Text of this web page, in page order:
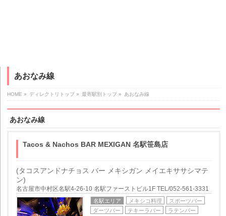
あおなみ線
HOME » ディレクトリトップ » 最寄駅別トップ » あおなみ線
あおなみ線
Tacos & Nachos BAR MEXIGAN 名駅笹島店
(タコスアンドナチョス バー メキシガン メイエキササシマテ
ン)
名古屋市中村区名駅4-26-10 名駅ファーストビル1F TEL/052-561-3331
名駅エリア メキシコ料理
スポーツバー
ダーツバー
テキーラバー ラテンバー